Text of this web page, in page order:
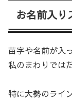
お名前入り
苗字や名前が入
私のまわりでは
特に大勢のライ